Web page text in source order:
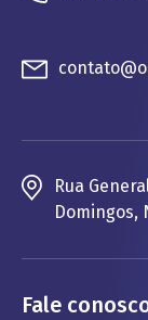
Rua
Domingos,
Fale